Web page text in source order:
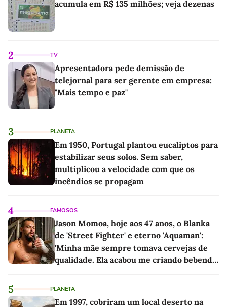
acumula em R$ 135 milhões; veja dezenas
2 TV
Apresentadora pede demissão de
telejornal para ser gerente em empresa:
"Mais tempo e paz"
3 PLANETA
Em 1950, Portugal plantou eucaliptos para
estabilizar seus solos. Sem saber,
multiplicou a velocidade com que os
incêndios se propagam
4 FAMOSOS
Jason Momoa, hoje aos 47 anos, o Blanka
de 'Street Fighter' e eterno 'Aquaman':
'Minha mãe sempre tomava cervejas de
qualidade. Ela acabou me criando bebendo
5 PLANETA
Em 1997, cobriram um local deserto na